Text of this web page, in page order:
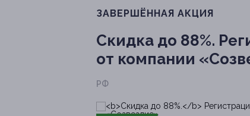
ЗАВЕРШЁННАЯ АКЦИЯ
Скидка до 88%.
от компании
РФ